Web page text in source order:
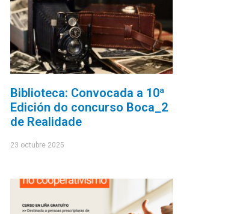
Biblioteca: Convocada a 10ª
Edición do concurso Boca_2
de Realidade
23 octubre 2025